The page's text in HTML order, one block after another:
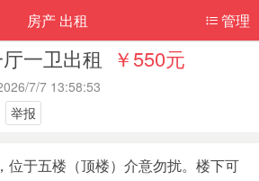
管理
房产 出租
一卫出租 ￥550元
7/7 13:58:53
举报
位于五楼（顶楼）介意勿扰。楼下可